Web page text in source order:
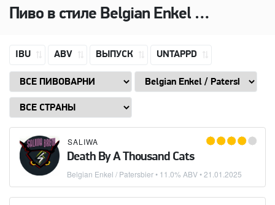
Пиво в стиле Belgian Enkel / Patersbier
IBU ABV ВЫПУСК UNTAPPD
SALIWA
Death By A Thousand Cats
Belgian Enkel / Patersbier• 11.0% ABV •21.01.2025